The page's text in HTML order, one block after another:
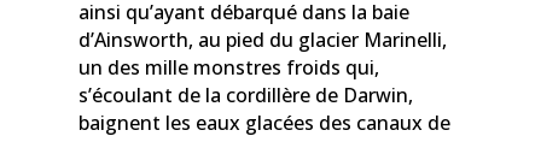
ainsi qu’ayant débarqué dans la baie
d’Ainsworth, au pied du glacier Marinelli,
un des mille monstres froids qui,
s’écoulant de la cordillère de Darwin,
baignent les eaux glacées des canaux de